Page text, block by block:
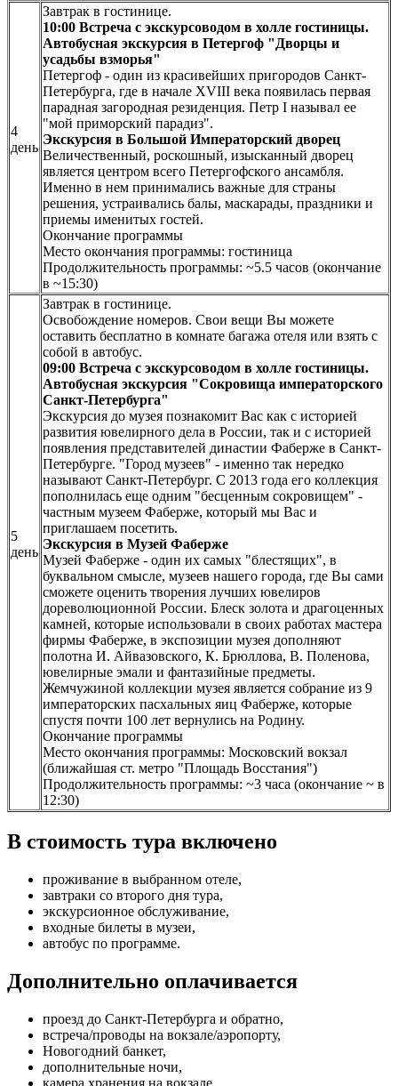
4
день
Завтрак в гостинице.
10:00 Встреча с экскурсоводом в холле гостиницы.
Автобусная экскурсия в Петергоф "Дворцы и
усадьбы взморья"
Петергоф - один из красивейших пригородов Санкт-
Петербурга, где в начале XVIII века появилась первая
парадная загородная резиденция. Петр I называл ее
"мой приморский парадиз".
Экскурсия в Большой Императорский дворец
Величественный, роскошный, изысканный дворец
является центром всего Петергофского ансамбля.
Именно в нем принимались важные для страны
решения, устраивались балы, маскарады, праздники и
приемы именитых гостей.
Окончание программы
Место окончания программы: гостиница
Продолжительность программы: ~5.5 часов (окончание
в ~15:30)
5
день
Завтрак в гостинице.
Освобождение номеров. Свои вещи Вы можете
оставить бесплатно в комнате багажа отеля или взять с
собой в автобус.
09:00 Встреча с экскурсоводом в холле гостиницы.
Автобусная экскурсия "Сокровища императорского
Санкт-Петербурга"
Экскурсия до музея познакомит Вас как с историей
развития ювелирного дела в России, так и с историей
появления представителей династии Фаберже в Санкт-
Петербурге. "Город музеев" - именно так нередко
называют Санкт-Петербург. С 2013 года его коллекция
пополнилась еще одним "бесценным сокровищем" -
частным музеем Фаберже, который мы Вас и
приглашаем посетить.
Экскурсия в Музей Фаберже
Музей Фаберже - один их самых "блестящих", в
буквальном смысле, музеев нашего города, где Вы сами
сможете оценить творения лучших ювелиров
дореволюционной России. Блеск золота и драгоценных
камней, которые использовали в своих работах мастера
фирмы Фаберже, в экспозиции музея дополняют
полотна И. Айвазовского, К. Брюллова, В. Поленова,
ювелирные эмали и фантазийные предметы.
Жемчужиной коллекции музея является собрание из 9
императорских пасхальных яиц Фаберже, которые
спустя почти 100 лет вернулись на Родину.
Окончание программы
Место окончания программы: Московский вокзал
(ближайшая ст. метро "Площадь Восстания")
Продолжительность программы: ~3 часа (окончание ~ в
12:30)
В стоимость тура включено
проживание в выбранном отеле,
завтраки со второго дня тура,
экскурсионное обслуживание,
входные билеты в музеи,
автобус по программе.
Дополнительно оплачивается
проезд до Санкт-Петербурга и обратно,
встреча/проводы на вокзале/аэропорту,
Новогодний банкет,
дополнительные ночи,
камера хранения на вокзале,